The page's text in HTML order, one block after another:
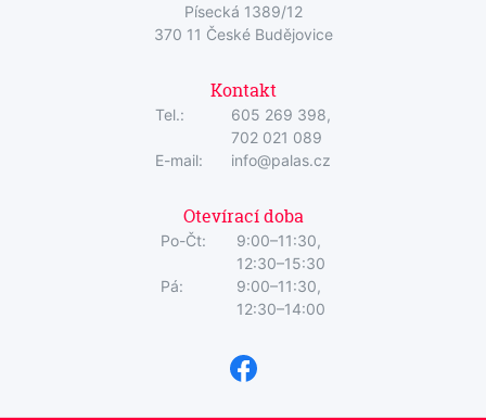
Písecká 1389/12
370 11 České Budějovice
Kontakt
Tel.:
605 269 398,
702 021 089
E-mail:
info@palas.cz
Otevírací doba
Po-Čt:
9:00–11:30,
12:30–15:30
Pá:
9:00–11:30,
12:30–14:00